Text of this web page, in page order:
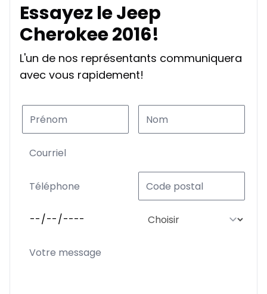
Essayez le Jeep
Cherokee 2016!
L'un de nos représentants communiquera
avec vous rapidement!